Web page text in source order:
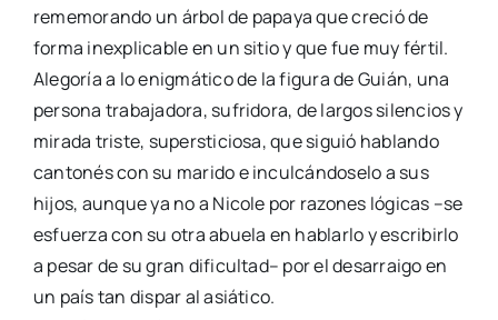
rememorando un árbol de papaya que creció de
forma inexplicable en un sitio y que fue muy fértil.
Alegoría a lo enigmático de la figura de Guián, una
persona trabajadora, sufridora, de largos silencios y
mirada triste, supersticiosa, que siguió hablando
cantonés con su marido e inculcándoselo a sus
hijos, aunque ya no a Nicole por razones lógicas –se
esfuerza con su otra abuela en hablarlo y escribirlo
a pesar de su gran dificultad– por el desarraigo en
un país tan dispar al asiático.